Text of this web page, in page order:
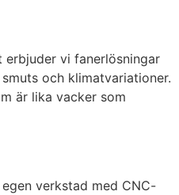
vi fanerlösningar
och klimatvariationer.
är lika vacker som
verkstad med CNC-